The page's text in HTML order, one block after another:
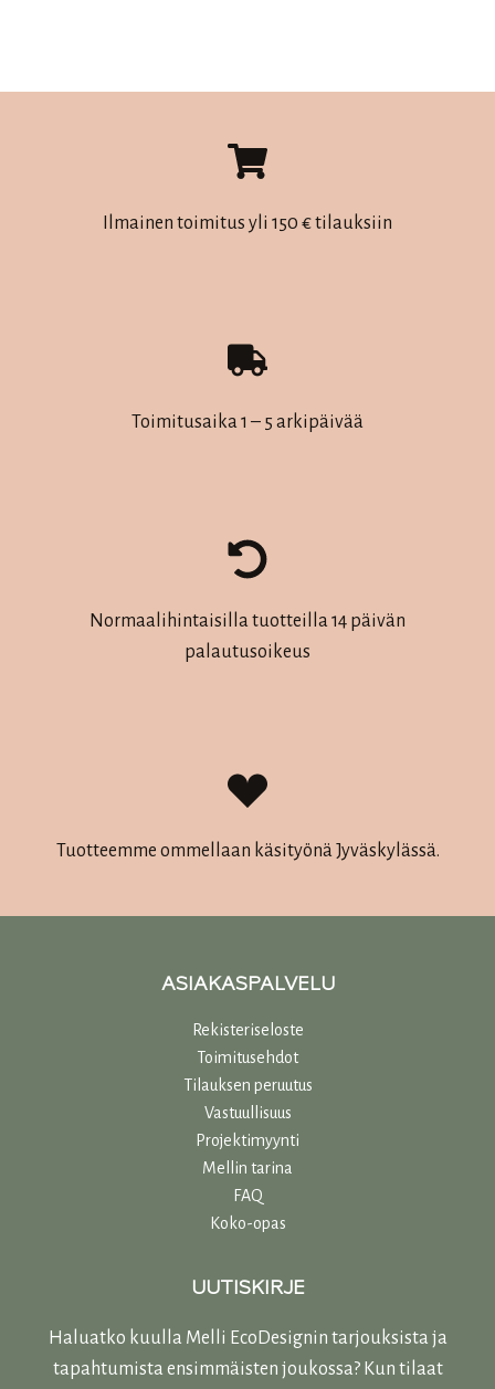
useampi
useampi
Voit
tehdä
valinnat
Ilmainen toimitus yli 150 € tilauksiin
Toimitusaika 1 – 5 arkipäivää
Normaalihintaisilla tuotteilla 14 päivän
palautusoikeus
Tuotteemme ommellaan käsityönä Jyväskylässä.
ASIAKASPALVELU
Rekisteriseloste
Toimitusehdot
Tilauksen peruutus
Vastuullisuus
Projektimyynti
Mellin tarina
FAQ
Koko-opas
UUTISKIRJE
Haluatko kuulla Melli EcoDesignin tarjouksista ja
tapahtumista ensimmäisten joukossa? Kun tilaat